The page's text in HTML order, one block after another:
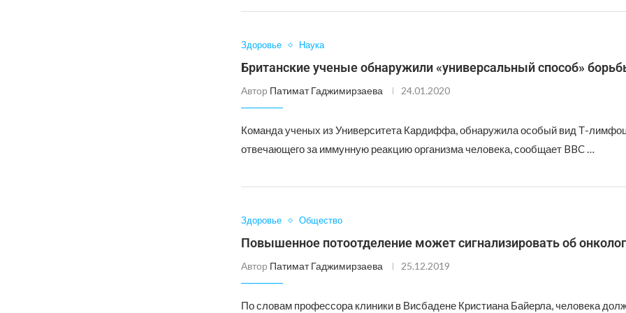
Здоровье Наука
Британские ученые обнаружили «универсальный способ»
Автор Патимат Гаджимирзаева 24.01.2020
Команда ученых из Университета Кардиффа, обнаружила особый вид Т-
отвечающего за иммунную реакцию организма человека, сообщает BBC …
Здоровье Общество
Повышенное потоотделение может сигнализировать об
Автор Патимат Гаджимирзаева 25.12.2019
По словам профессора клиники в Висбадене Кристиана Байерла, человека